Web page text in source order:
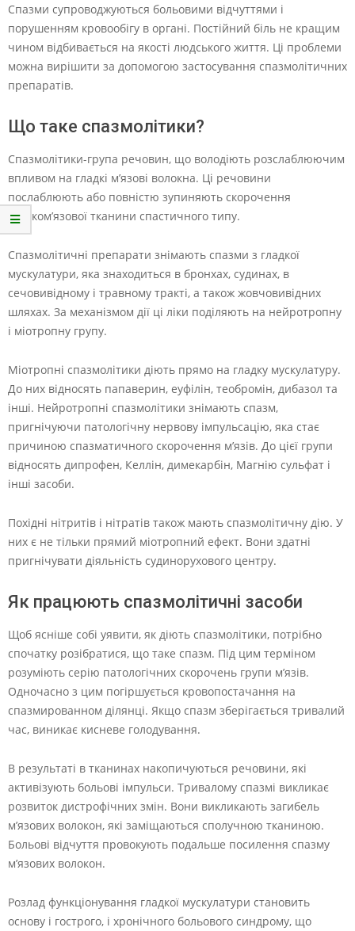
Спазми супроводжуються больовими відчуттями і
порушенням кровообігу в органі. Постійний біль не кращим
чином відбивається на якості людського життя. Ці проблеми
можна вирішити за допомогою застосування спазмолітичних
препаратів.
Що таке спазмолітики?
Спазмолітики-група речовин, що володіють розслаблюючим
впливом на гладкі м’язові волокна. Ці речовини
послаблюють або повністю зупиняють скорочення
гладком’язової тканини спастичного типу.
Спазмолітичні препарати знімають спазми з гладкої
мускулатури, яка знаходиться в бронхах, судинах, в
сечовивідному і травному тракті, а також жовчовивідних
шляхах. За механізмом дії ці ліки поділяють на нейротропну
і міотропну групу.
Міотропні спазмолітики діють прямо на гладку мускулатуру.
До них відносять папаверин, еуфілін, теобромін, дибазол та
інші. Нейротропні спазмолітики знімають спазм,
пригнічуючи патологічну нервову імпульсацію, яка стає
причиною спазматичного скорочення м’язів. До цієї групи
відносять дипрофен, Келлін, димекарбін, Магнію сульфат і
інші засоби.
Похідні нітритів і нітратів також мають спазмолітичну дію. У
них є не тільки прямий міотропний ефект. Вони здатні
пригнічувати діяльність судинорухового центру.
Як працюють спазмолітичні засоби
Щоб ясніше собі уявити, як діють спазмолітики, потрібно
спочатку розібратися, що таке спазм. Під цим терміном
розуміють серію патологічних скорочень групи м’язів.
Одночасно з цим погіршується кровопостачання на
спазмированном ділянці. Якщо спазм зберігається тривалий
час, виникає кисневе голодування.
В результаті в тканинах накопичуються речовини, які
активізують больові імпульси. Тривалому спазмі викликає
розвиток дистрофічних змін. Вони викликають загибель
м’язових волокон, які заміщаються сполучною тканиною.
Больові відчуття провокують подальше посилення спазму
м’язових волокон.
Розлад функціонування гладкої мускулатури становить
основу і гострого, і хронічного больового синдрому, що